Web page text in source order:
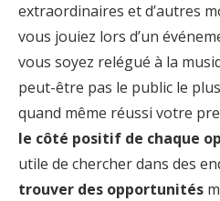
extraordinaires et d’autres
vous jouiez lors d’un
vous soyez relégué à la
peut-être pas le public le
quand même réussi votre
le côté positif de chaque
utile de chercher dans des
trouver des opportunités